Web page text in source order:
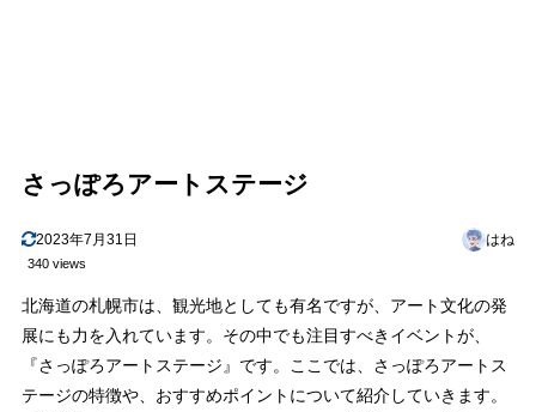
さっぽろアートステージ
2023年7月31日 はね
340 views
北海道の札幌市は、観光地としても有名ですが、アート文化の発
展にも力を入れています。その中でも注目すべきイベントが、
『さっぽろアートステージ』です。ここでは、さっぽろアートス
テージの特徴や、おすすめポイントについて紹介していきます。